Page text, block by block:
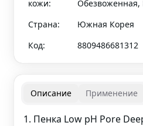
кожи:
Обезвоженная,
Страна:
Южная Корея
Код:
8809486681312
Описание Применение
1. Пенка Low pH Pore